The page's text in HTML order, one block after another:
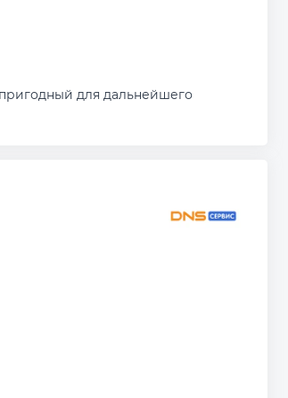
для дальнейшего